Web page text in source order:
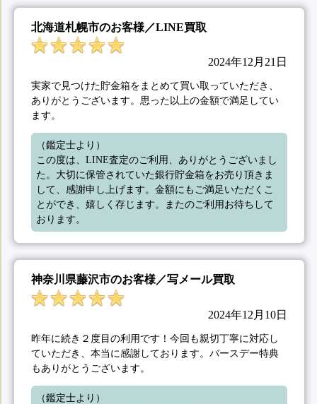
北海道札幌市のお客様／LINE買取
2024年12月21日
実家で見つけた貯金箱をまとめて買い取っていただき、
ありがとうございます。思った以上の金額で満足してい
ます。
（鑑定士より）
この度は、LINE査定のご利用、ありがとうございまし
た。大切に保管されていた銀行貯金箱をお売り頂きま
して、感謝申し上げます。金額にもご満足いただくこ
とができ、嬉しく存じます。またのご利用お待ちして
おります。
神奈川県藤沢市のお客様／写メール買取
2024年12月10日
昨年に続き２度目の利用です！今回も親切丁寧に対応し
ていただき、本当に感謝しております。バースデー特典
もありがとうございます。
（鑑定士より）